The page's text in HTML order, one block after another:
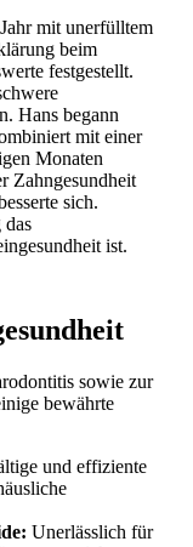
mit unerfülltem
beim
festgestellt.
Hans begann
mit einer
Monaten
Zahngesundheit
sich.
ist.
sowie zur
bewährte
und effiziente
Unerlässlich für